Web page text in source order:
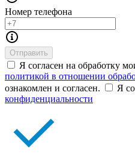
Номер телефона
Отправить
Я согласен на обработку
политикой в отношении
ознакомлен и согласен.
Я
конфиденциальности